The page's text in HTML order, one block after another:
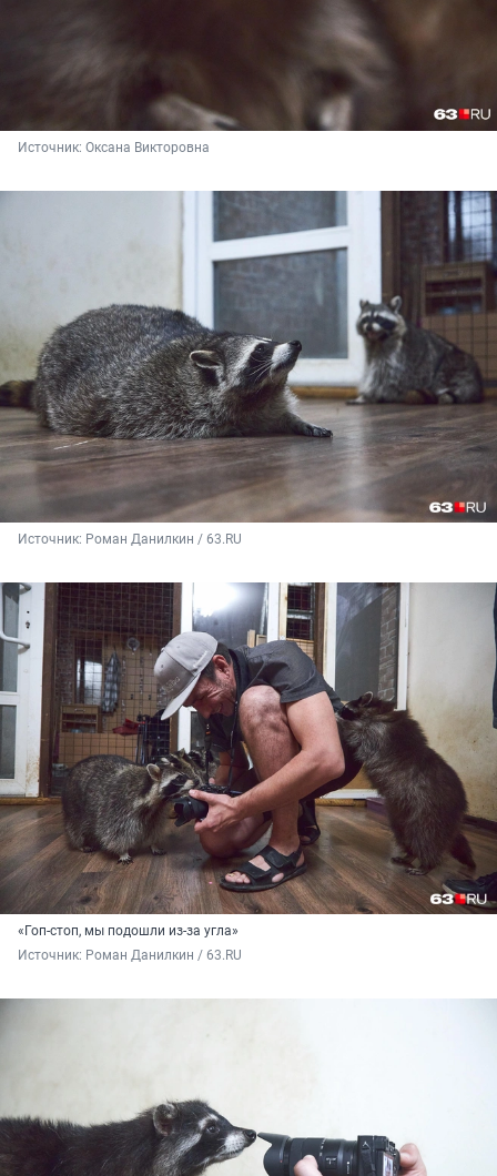
Источник: Оксана Викторовна
Источник: Роман Данилкин / 63.RU
«Гоп-стоп, мы подошли из-за угла»
Источник: Роман Данилкин / 63.RU